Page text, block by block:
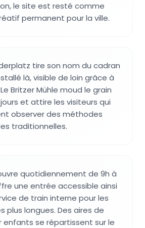
le site est resté comme
permanent pour la ville.
tire son nom du cadran
là, visible de loin grâce à
Britzer Mühle moud le grain
et attire les visiteurs qui
observer des méthodes
traditionnelles.
quotidiennement de 9h à
une entrée accessible ainsi
de train interne pour les
plus longues. Des aires de
enfants se répartissent sur le